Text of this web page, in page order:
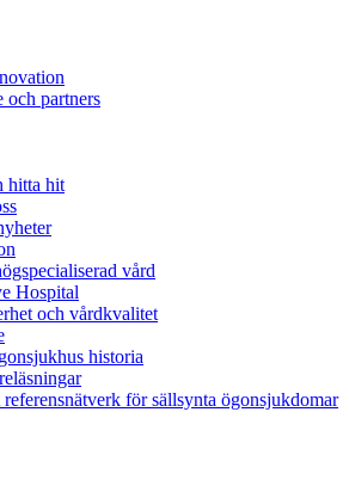
och partners
hitta hit
vård
Hospital
och vårdkvalitet
historia
för sällsynta ögonsjukdomar